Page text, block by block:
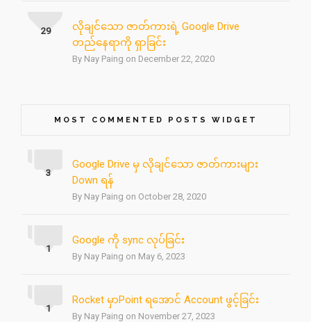
လိုချင်သော ဇာတ်ကားရဲ့ Google Drive
တည်နေရာကို ရှာခြင်း
By Nay Paing on December 22, 2020
29
MOST COMMENTED POSTS WIDGET
Google Drive မှ လိုချင်သော ဇာတ်ကားများ
Down ရန်
By Nay Paing on October 28, 2020
3
Google ကို sync လုပ်ခြင်း
By Nay Paing on May 6, 2023
1
Rocket မှာPoint ရအောင် Account ဖွင့်ခြင်း
By Nay Paing on November 27, 2023
1